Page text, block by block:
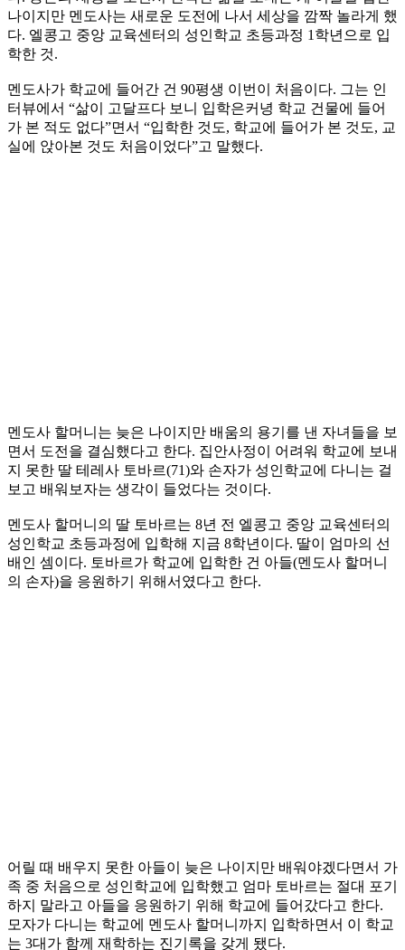
나이지만 멘도사는 새로운 도전에 나서 세상을 깜짝 놀라게 했
다. 엘콩고 중앙 교육센터의 성인학교 초등과정 1학년으로 입
학한 것.
멘도사가 학교에 들어간 건 90평생 이번이 처음이다. 그는 인
터뷰에서 “삶이 고달프다 보니 입학은커녕 학교 건물에 들어
가 본 적도 없다”면서 “입학한 것도, 학교에 들어가 본 것도, 교
실에 앉아본 것도 처음이었다”고 말했다.
멘도사 할머니는 늦은 나이지만 배움의 용기를 낸 자녀들을 보
면서 도전을 결심했다고 한다. 집안사정이 어려워 학교에 보내
지 못한 딸 테레사 토바르(71)와 손자가 성인학교에 다니는 걸
보고 배워보자는 생각이 들었다는 것이다.
멘도사 할머니의 딸 토바르는 8년 전 엘콩고 중앙 교육센터의
성인학교 초등과정에 입학해 지금 8학년이다. 딸이 엄마의 선
배인 셈이다. 토바르가 학교에 입학한 건 아들(멘도사 할머니
의 손자)을 응원하기 위해서였다고 한다.
어릴 때 배우지 못한 아들이 늦은 나이지만 배워야겠다면서 가
족 중 처음으로 성인학교에 입학했고 엄마 토바르는 절대 포기
하지 말라고 아들을 응원하기 위해 학교에 들어갔다고 한다.
모자가 다니는 학교에 멘도사 할머니까지 입학하면서 이 학교
는 3대가 함께 재학하는 진기록을 갖게 됐다.